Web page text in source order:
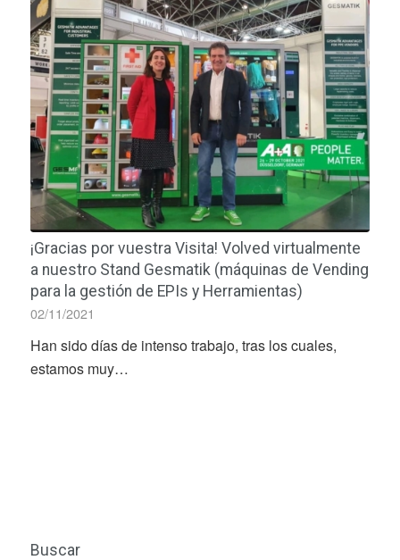
¡Gracias por vuestra Visita! Volved virtualmente
a nuestro Stand Gesmatik (máquinas de Vending
para la gestión de EPIs y Herramientas)
02/11/2021
Han sido días de intenso trabajo, tras los cuales,
estamos muy…
Buscar